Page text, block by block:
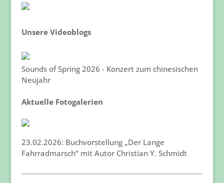
Unsere Videoblogs
Sounds of Spring 2026 - Konzert zum chinesischen
Neujahr
Aktuelle Fotogalerien
23.02.2026: Buchvorstellung „Der Lange
Fahrradmarsch“ mit Autor Christian Y. Schmidt